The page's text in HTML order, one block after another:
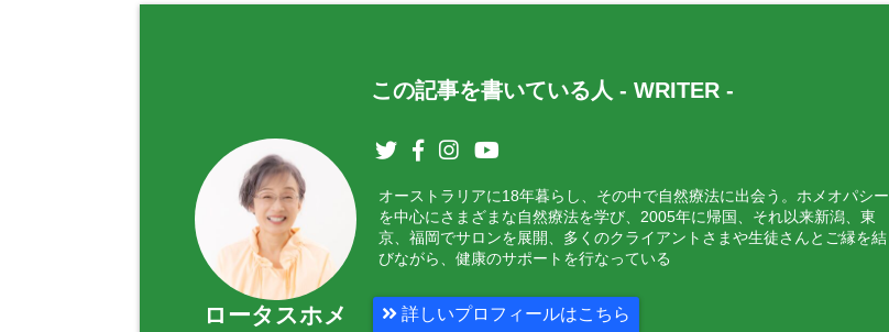
この記事を書いている人 - WRITER -
ロータスホメ
オーストラリアに18年暮らし、その中で自然療法に出会う。ホメオパシー
を中心にさまざまな自然療法を学び、2005年に帰国、それ以来新潟、東
京、福岡でサロンを展開、多くのクライアントさまや生徒さんとご縁を結
びながら、健康のサポートを行なっている
詳しいプロフィールはこちら